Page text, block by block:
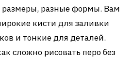
размеры, разные формы. Вам
кисти для заливки
и тонкие для деталей.
сложно рисовать перо без